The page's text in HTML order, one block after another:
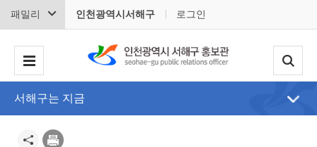
패밀리 인천광역시서해구 로그인
서해구는 지금